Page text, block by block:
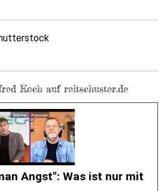
Koch auf reitschuster.de
Angst": Was ist nur mit